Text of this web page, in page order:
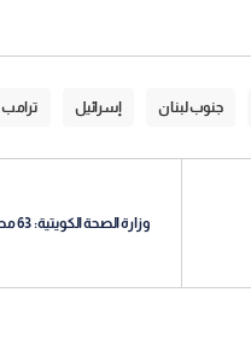
جنوب لبنان إسرائيل ترامب
وزارة الصحة الكويتية: 63 مصابا نتيجة الاعتداء الإيراني